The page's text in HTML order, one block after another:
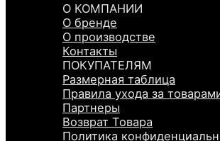
О КОМПАНИИ
О бренде
О производстве
Контакты
ПОКУПАТЕЛЯМ
Размерная таблица
Правила ухода за
Партнеры
Возврат Товара
Политика